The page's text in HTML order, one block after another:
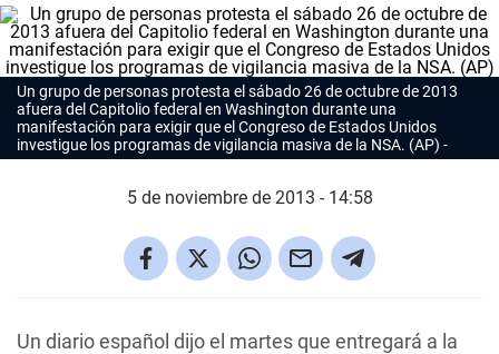
Un grupo de personas protesta el sábado 26 de octubre de 2013
afuera del Capitolio federal en Washington durante una
manifestación para exigir que el Congreso de Estados Unidos
investigue los programas de vigilancia masiva de la NSA. (AP)
5 de noviembre de 2013 - 14:58
Un diario español dijo el martes que entregará a la